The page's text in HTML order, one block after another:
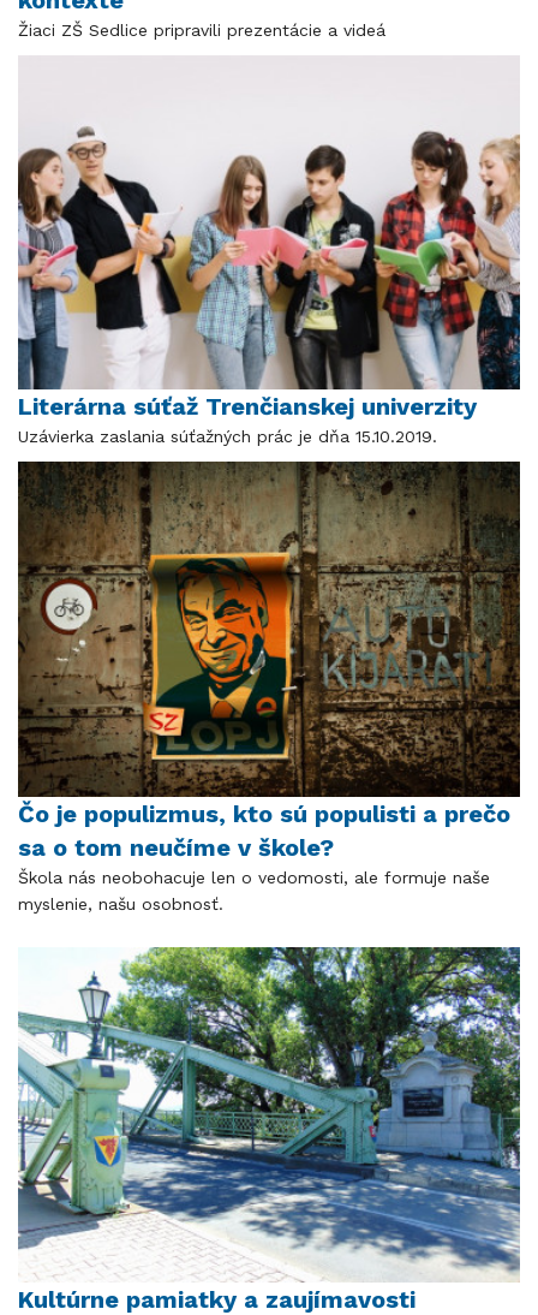
Žiaci ZŠ Sedlice pripravili prezentácie a videá
Literárna súťaž Trenčianskej univerzity
Uzávierka zaslania súťažných prác je dňa 15.10.2019.
Čo je populizmus, kto sú populisti a prečo
sa o tom neučíme v škole?
Škola nás neobohacuje len o vedomosti, ale formuje naše
myslenie, našu osobnosť.
Kultúrne pamiatky a zaujímavosti